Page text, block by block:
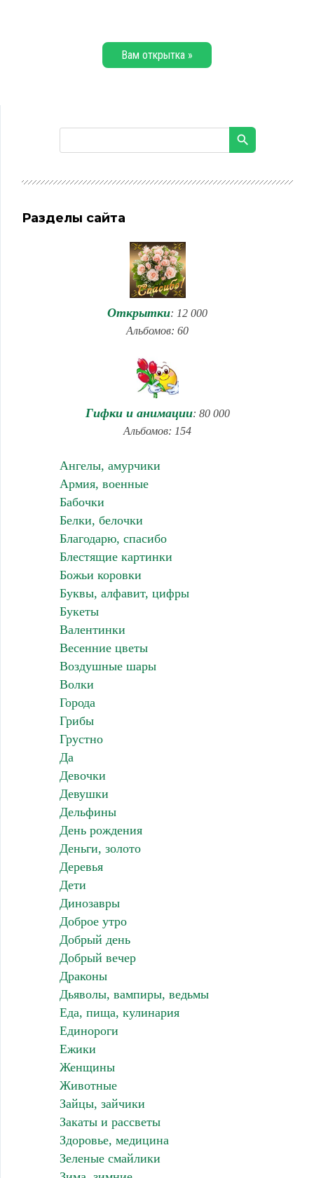
Вам открытка »
Разделы сайта
Открытки: 12 000
Альбомов: 60
Гифки и анимации: 80 000
Альбомов: 154
Ангелы, амурчики
Армия, военные
Бабочки
Белки, белочки
Благодарю, спасибо
Блестящие картинки
Божьи коровки
Буквы, алфавит, цифры
Букеты
Валентинки
Весенние цветы
Воздушные шары
Волки
Города
Грибы
Грустно
Да
Девочки
Девушки
Дельфины
День рождения
Деньги, золото
Деревья
Дети
Динозавры
Доброе утро
Добрый день
Добрый вечер
Драконы
Дьяволы, вампиры, ведьмы
Еда, пища, кулинария
Единороги
Ежики
Женщины
Животные
Зайцы, зайчики
Закаты и рассветы
Здоровье, медицина
Зеленые смайлики